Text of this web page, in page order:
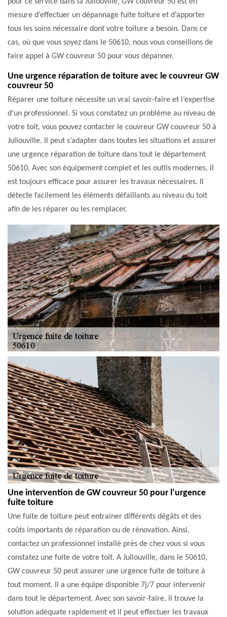
mesure d’effectuer un dépannage fuite toiture et d’apporter
tous les soins nécessaire dont votre toiture a besoin. Dans ce
cas, où que vous soyez dans le 50610, nous vous conseillons de
faire appel à GW couvreur 50 pour vous dépanner.
Une urgence réparation de toiture avec le couvreur GW
couvreur 50
Réparer une toiture nécessite un vrai savoir-faire et l’expertise
d’un professionnel. Si vous constatez un problème au niveau de
votre toit, vous pouvez contacter le couvreur GW couvreur 50 à
Jullouville. Il peut s’adapter dans toutes les situations et assurer
une urgence réparation de toiture dans tout le département
50610. Avec son équipement complet et les outils modernes, il
est toujours efficace pour assurer les travaux nécessaires. Il
détecte facilement les éléments défaillants au niveau du toit
afin de les réparer ou les remplacer.
Une intervention de GW couvreur 50 pour l’urgence
fuite toiture
Une fuite de toiture peut entrainer différents dégâts et des
coûts importants de réparation ou de rénovation. Ainsi,
contactez un professionnel installé près de chez vous si vous
constatez une fuite de votre toit. A Jullouville, dans le 50610,
GW couvreur 50 peut assurer une urgence fuite de toiture à
tout moment. Il a une équipe disponible 7j/7 pour intervenir
dans tout le département. Avec son savoir-faire, il trouve la
solution adéquate rapidement et il peut effectuer les travaux